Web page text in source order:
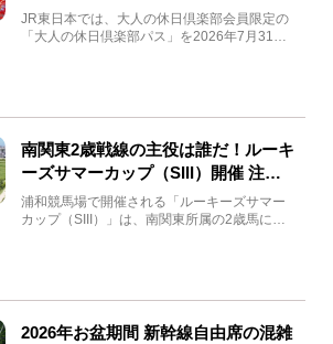
JR東日本では、大人の休日倶楽部会員限定の
「大人の休日倶楽部パス」を2026年7月31日
南関東2歳戦線の主役は誰だ！ルーキ
ーズサマーカップ（SIII）開催 注目
馬と見どころをチェック
浦和競馬場で開催される「ルーキーズサマー
カップ（SIII）」は、南関東所属の2歳馬によ
2026年お盆期間 新幹線自由席の混雑